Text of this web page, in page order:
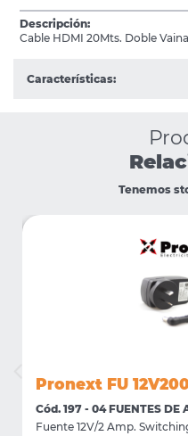
Descripción:
Cable HDMI 20Mts. Doble
Características:
Tenemos
Pronext FU
Cód. 197 - 04 FUENTES DE
Fuente 12V/2 Amp.